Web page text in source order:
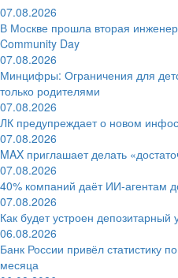
07.08.2026
В Москве прошла вторая
Community Day
07.08.2026
Минцифры: Ограничения для
только родителями
07.08.2026
ЛК предупреждает о новом
07.08.2026
MAX приглашает делать
07.08.2026
40% компаний даёт ИИ‑агентам
07.08.2026
Как будет устроен депозитарный
06.08.2026
Банк России привёл статистику
месяца